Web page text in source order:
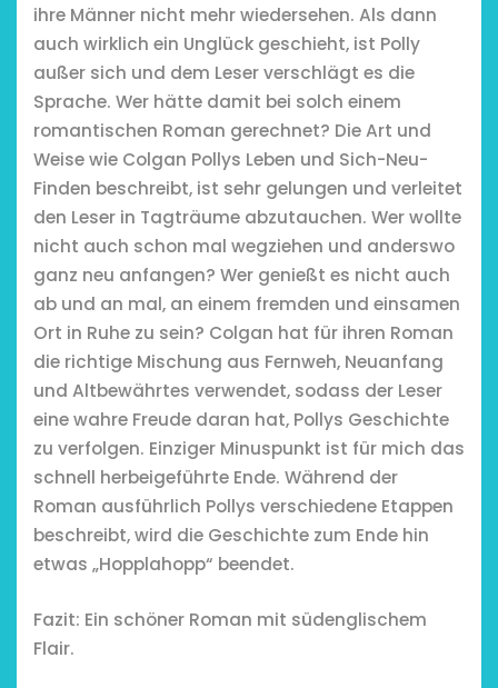
Hofcafés am
Niederrhein
2. Mai 2026
ihre Männer nicht mehr wiedersehen. Als dann
auch wirklich ein Unglück geschieht, ist Polly
außer sich und dem Leser verschlägt es die
Sprache. Wer hätte damit bei solch einem
romantischen Roman gerechnet? Die Art und
Weise wie Colgan Pollys Leben und Sich-Neu-
Finden beschreibt, ist sehr gelungen und verleitet
den Leser in Tagträume abzutauchen. Wer wollte
nicht auch schon mal wegziehen und anderswo
ganz neu anfangen? Wer genießt es nicht auch
ab und an mal, an einem fremden und einsamen
Ort in Ruhe zu sein? Colgan hat für ihren Roman
die richtige Mischung aus Fernweh, Neuanfang
und Altbewährtes verwendet, sodass der Leser
eine wahre Freude daran hat, Pollys Geschichte
zu verfolgen. Einziger Minuspunkt ist für mich das
schnell herbeigeführte Ende. Während der
Roman ausführlich Pollys verschiedene Etappen
beschreibt, wird die Geschichte zum Ende hin
etwas „Hopplahopp“ beendet.
Fazit: Ein schöner Roman mit südenglischem
Flair.